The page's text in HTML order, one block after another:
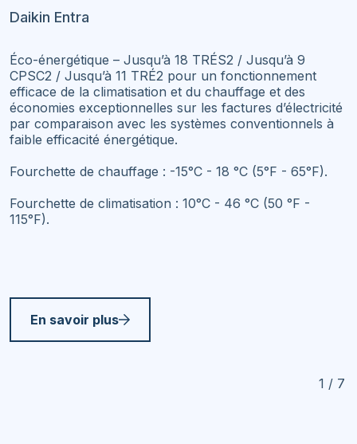
Daikin Entra
Éco-énergétique – Jusqu’à 18 TRÉS2 / Jusqu’à 9
CPSC2 / Jusqu’à 11 TRÉ2 pour un fonctionnement
efficace de la climatisation et du chauffage et des
économies exceptionnelles sur les factures d’électricité
par comparaison avec les systèmes conventionnels à
faible efficacité énergétique.
Fourchette de chauffage : -15°C - 18 °C (5°F - 65°F).
Fourchette de climatisation : 10°C - 46 °C (50 °F -
115°F).
En savoir plus
1 / 7